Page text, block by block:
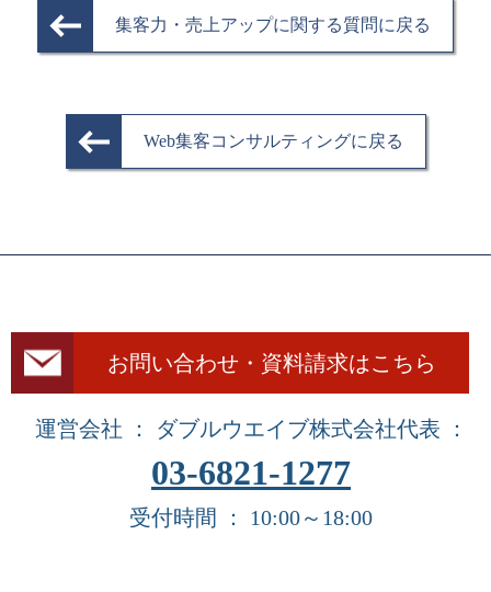
集客力・売上アップに関する質問に戻る
Web集客コンサルティングに戻る
お問い合わせ・資料請求はこちら
運営会社 ： ダブルウエイブ株式会社代表 ：
03-6821-1277
受付時間 ： 10:00～18:00